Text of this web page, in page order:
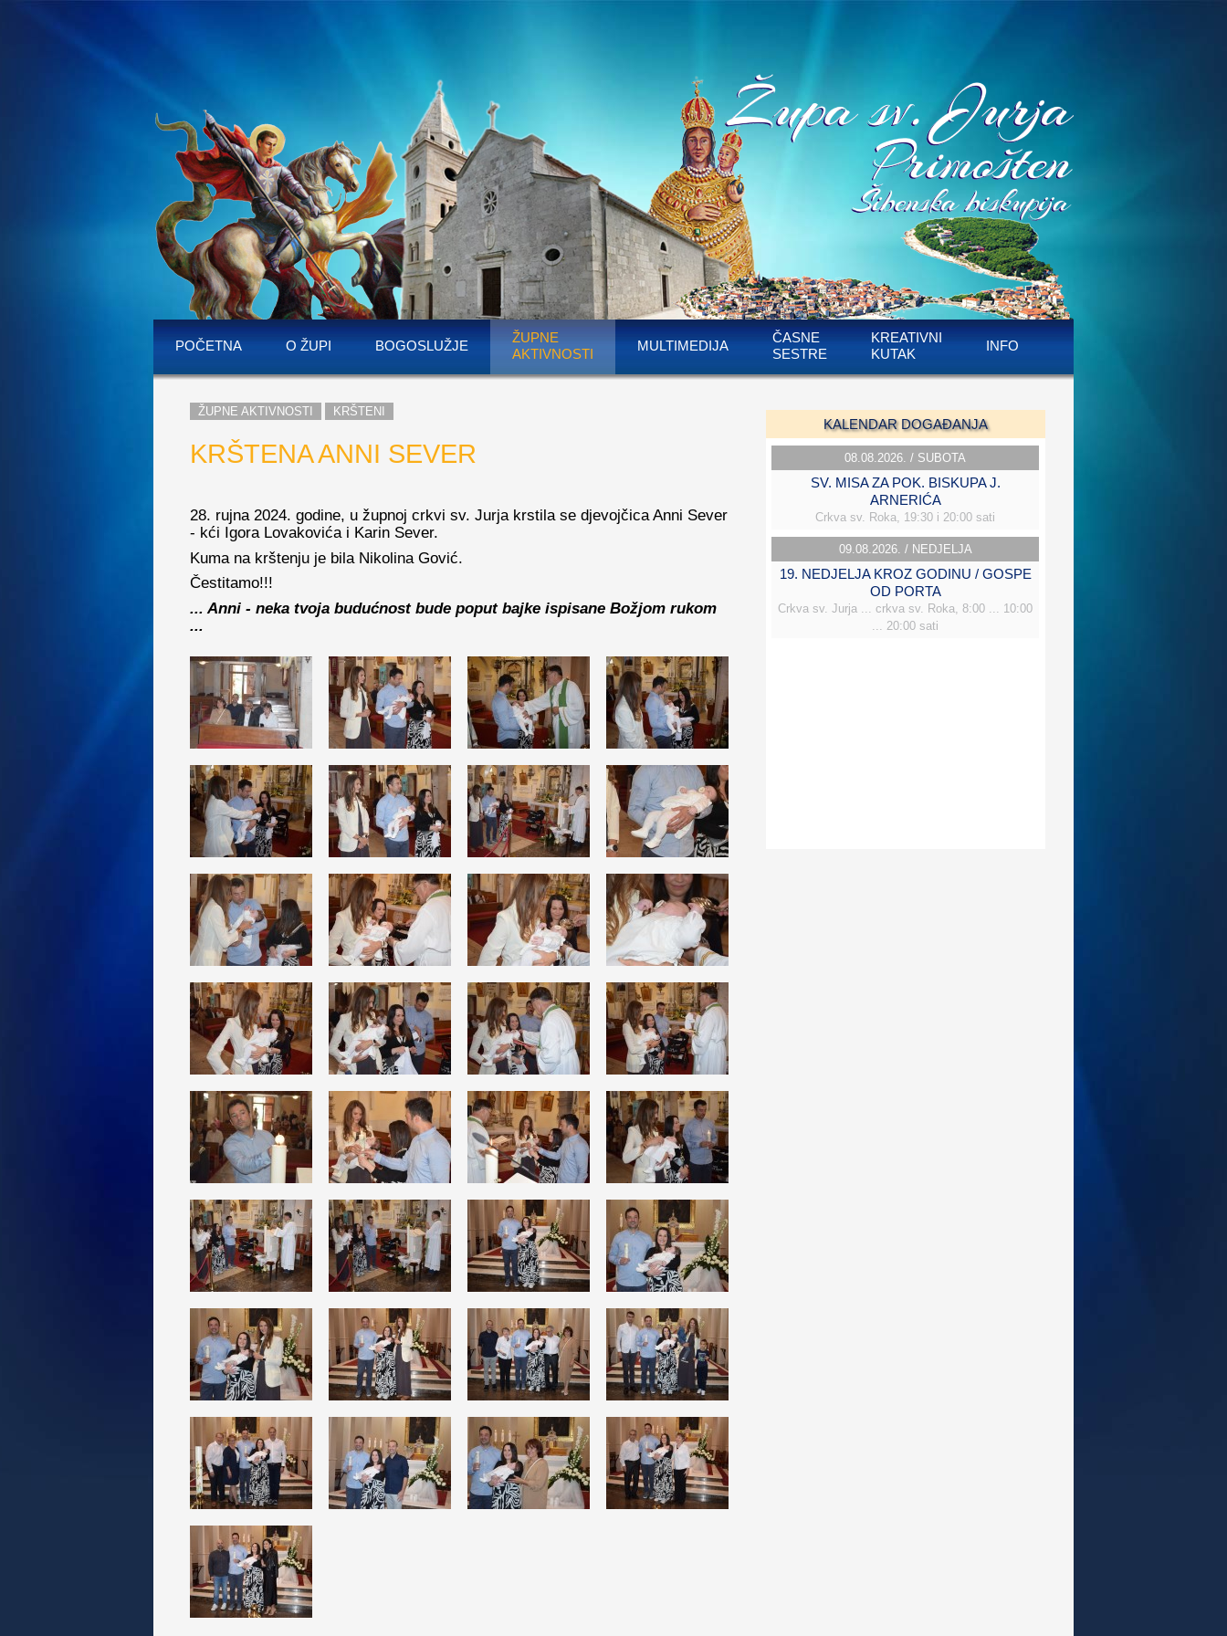
POČETNA O ŽUPI BOGOSLUŽJE
ŽUPNE
AKTIVNOSTI
MULTIMEDIJA
ČASNE
SESTRE
KREATIVNI
KUTAK
INFO
ŽUPNE AKTIVNOSTI KRŠTENI
KRŠTENA ANNI SEVER
28. rujna 2024. godine, u župnoj crkvi sv. Jurja krstila se djevojčica Anni Sever
- kći Igora Lovakovića i Karin Sever.
Kuma na krštenju je bila Nikolina Gović.
Čestitamo!!!
... Anni - neka tvoja budućnost bude poput bajke ispisane Božjom rukom
...
KALENDAR DOGAĐANJA
08.08.2026. / SUBOTA
SV. MISA ZA POK. BISKUPA J.
ARNERIĆA
Crkva sv. Roka, 19:30 i 20:00 sati
09.08.2026. / NEDJELJA
19. NEDJELJA KROZ GODINU / GOSPE
OD PORTA
Crkva sv. Jurja ... crkva sv. Roka, 8:00 ... 10:00
... 20:00 sati